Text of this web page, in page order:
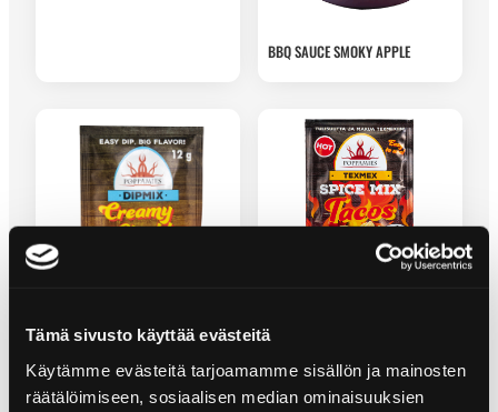
Tämä sivusto käyttää evästeitä
Käytämme evästeitä tarjoamamme sisällön ja mainosten
räätälöimiseen, sosiaalisen median ominaisuuksien
BBQ SAUCE SMOKY APPLE
CREAMY CHEDDAR STYLE DIPMIX
MAUSTESEOS